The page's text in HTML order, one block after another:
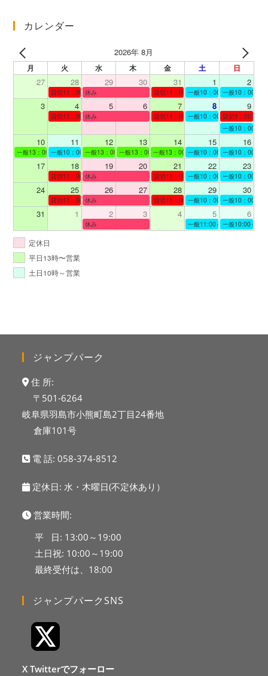
イ
カレンダー
2026年 8月
月 火 水 木 金 土 日
27 28 29 30 31 1 2
貸切11：00～12：00
休み 貸切11：00～12：00一般10：00～19：00
一般10：00～
3 4 5 6 7 8 9
貸切11：00～12：00
休み 貸切11：00～12：00一般10：00～19：00
貸切9：00～10
一般10：00～
10 11 12 13 14 15 16
一般13：00～19：00一般10：00～19：00一般13：00～19：00一般13：00～19：00一般13：00～19：00一般10：00～19：00
一般10：00～
17 18 19 20 21 22 23
貸切11：00～12：00
休み 貸切11：00～13：00一般10：00～19：00
一般10：00～
24 25 26 27 28 29 30
貸切11：00～12：00
休み 貸切11：00～12：00一般10：00～19：00
一般10：00～
31 1 2 3 4 5 6
休み 一般11:00～19:00一般10:00～
定休日
平日13時〜営業
土日10時～営業
ジャンプパーク
住 所:
〒501-6264
岐阜県羽島市小熊町島2丁目24番地
倉庫101号
電 話:058-374-8512
定休日: 水・木曜日(不定休あり）
営業時間:
平 日: 13:00～19:00
土日祝: 10:00～19:00
最終受付は、18:00
ジャンプパークSNS
X Twitterでフォーロー